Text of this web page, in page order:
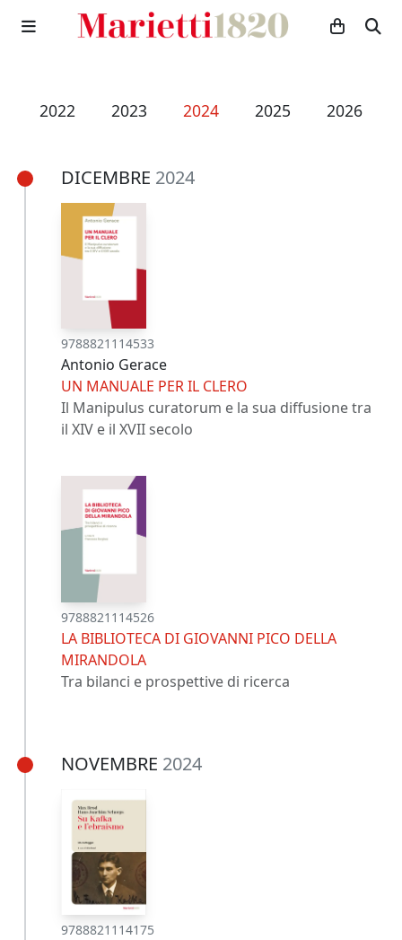
2022 2023 2024 2025 2026
DICEMBRE 2024
9788821114533
Antonio Gerace
UN MANUALE PER IL CLERO
Il Manipulus curatorum e la sua diffusione tra
il XIV e il XVII secolo
9788821114526
LA BIBLIOTECA DI GIOVANNI PICO DELLA
MIRANDOLA
Tra bilanci e prospettive di ricerca
NOVEMBRE 2024
9788821114175